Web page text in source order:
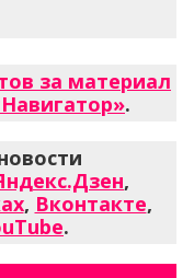
за материал
.
,
, Вконтакте,
.